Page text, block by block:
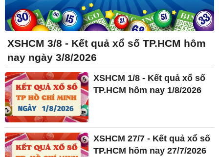
XSHCM 3/8 - Kết quả xổ số TP.HCM hôm
nay ngày 3/8/2026
XSHCM 1/8 - Kết quả xổ số
TP.HCM hôm nay 1/8/2026
XSHCM 27/7 - Kết quả xổ số
TP.HCM hôm nay 27/7/2026